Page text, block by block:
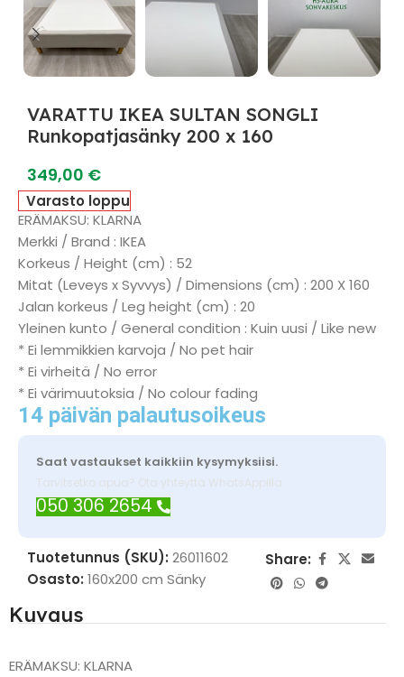
VARATTU IKEA SULTAN SONGLI
Runkopatjasänky 200 x 160
349,00 €
Varasto loppu
ERÄMAKSU: KLARNA
Merkki / Brand : IKEA
Korkeus / Height (cm) : 52
Mitat (Leveys x Syvvys) / Dimensions (cm) : 200 X 160
Jalan korkeus / Leg height (cm) : 20
Yleinen kunto / General condition : Kuin uusi / Like new
* Ei lemmikkien karvoja / No pet hair
* Ei virheitä / No error
* Ei värimuutoksia / No colour fading
14 päivän palautusoikeus
Saat vastaukset kaikkiin kysymyksiisi.
Tarvitsetko apua? Ota yhteyttä WhatsAppilla
050 306 2654
Tuotetunnus (SKU): 26011602
Osasto: 160x200 cm Sänky
Share:
Kuvaus
ERÄMAKSU: KLARNA